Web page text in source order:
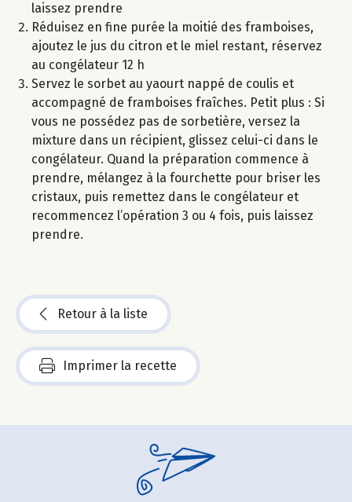
laissez prendre
Réduisez en fine purée la moitié des framboises,
ajoutez le jus du citron et le miel restant, réservez
au congélateur 12 h
Servez le sorbet au yaourt nappé de coulis et
accompagné de framboises fraîches. Petit plus : Si
vous ne possédez pas de sorbetière, versez la
mixture dans un récipient, glissez celui-ci dans le
congélateur. Quand la préparation commence à
prendre, mélangez à la fourchette pour briser les
cristaux, puis remettez dans le congélateur et
recommencez l’opération 3 ou 4 fois, puis laissez
prendre.
Retour à la liste
Imprimer la recette